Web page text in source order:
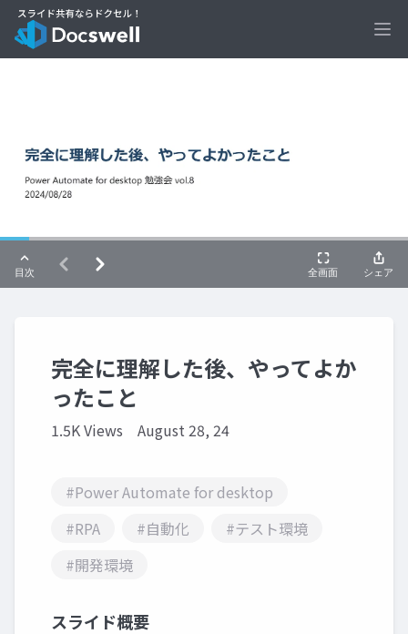
完全に理解した後、やってよか
ったこと
1.5K Views August 28, 24
#Power Automate for desktop
#RPA
#自動化
#テスト環境
#開発環境
スライド概要